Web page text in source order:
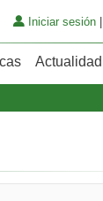
Iniciar sesión|
Actualidad